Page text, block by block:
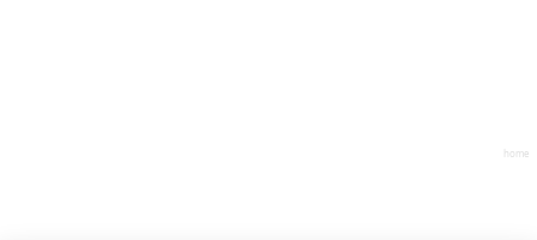
home